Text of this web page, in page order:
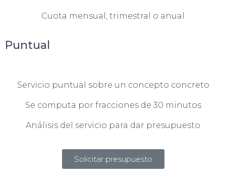
Cuota mensual, trimestral o anual
Puntual
Servicio puntual sobre un concepto concreto
Se computa por fracciones de 30 minutos
Análisis del servicio para dar presupuesto
Solicitar presupuesto